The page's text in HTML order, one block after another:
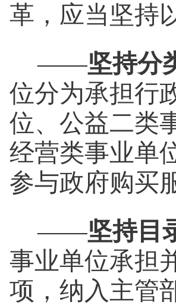
革，应当坚持
——坚持分
位分为承担行
位、公益二类
经营类事业单
参与政府购买
——坚持目
事业单位承担
项，纳入主管